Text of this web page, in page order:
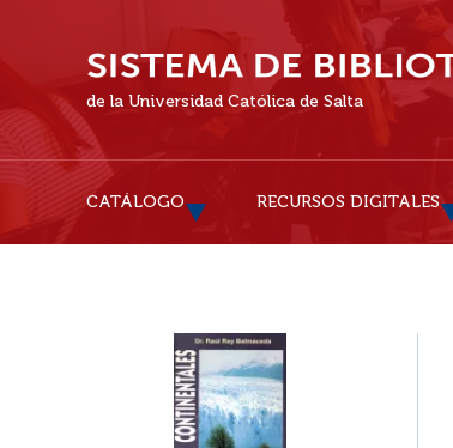
de la Universidad Católica de Salta
CATÁLOGO RECURSOS DIGITALES